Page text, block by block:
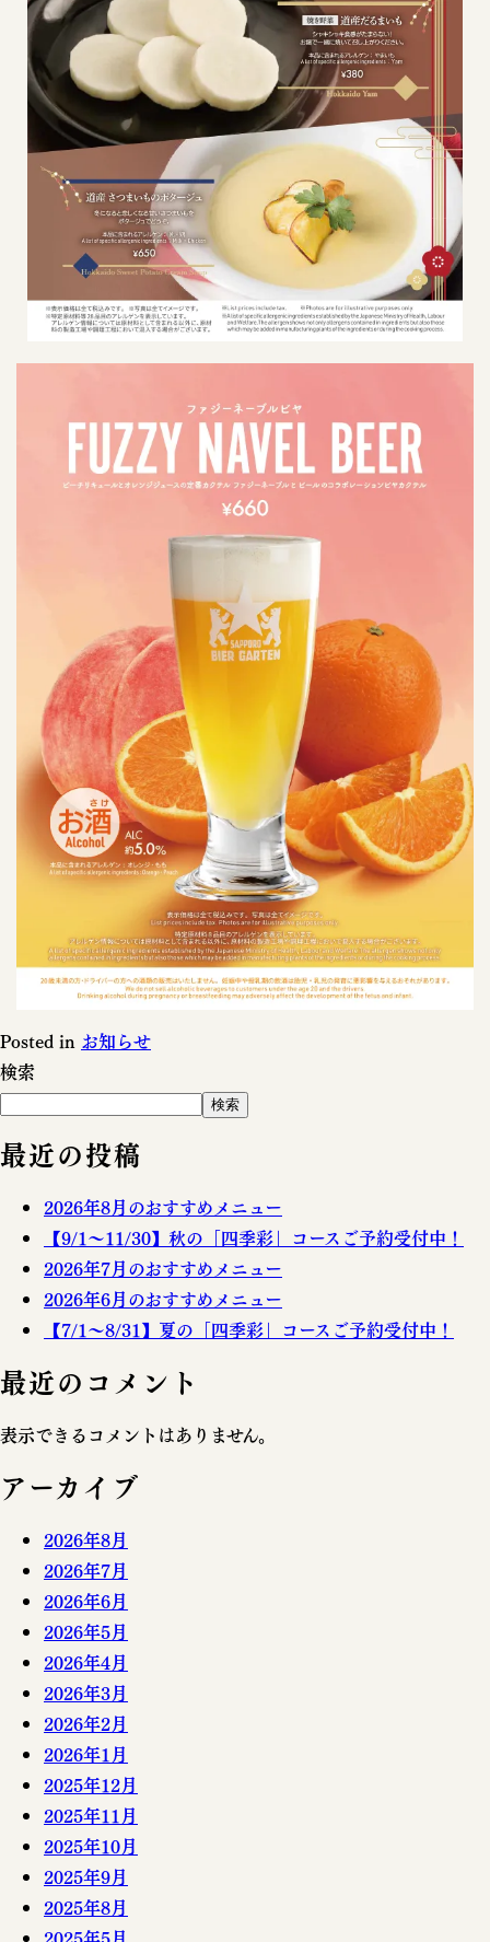
Posted in お知らせ
検索
検索
最近の投稿
2026年8月のおすすめメニュー
【9/1～11/30】秋の「四季彩」コースご予約受付中！
2026年7月のおすすめメニュー
2026年6月のおすすめメニュー
【7/1～8/31】夏の「四季彩」コースご予約受付中！
最近のコメント
表示できるコメントはありません。
アーカイブ
2026年8月
2026年7月
2026年6月
2026年5月
2026年4月
2026年3月
2026年2月
2026年1月
2025年12月
2025年11月
2025年10月
2025年9月
2025年8月